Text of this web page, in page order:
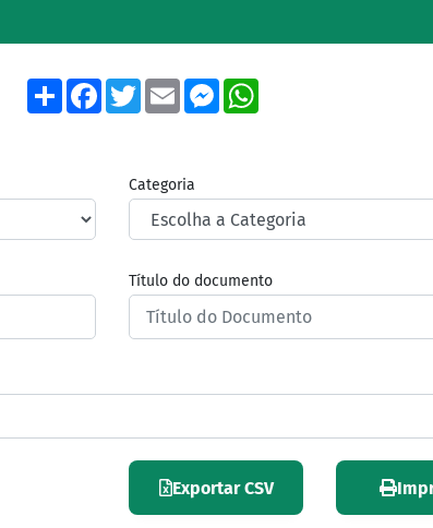
ShareFacebook
TwitterEmailMessenger
Categoria
Título do documento
Exportar CSV